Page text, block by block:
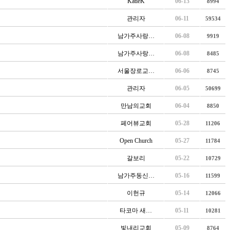
관리자 06-11 59534
남가주사랑… 06-08 9919
남가주사랑… 06-08 8485
서울장로교… 06-06 8745
관리자 06-05 50699
만남의교회 06-04 8850
페어뷰교회 05-28 11206
Open Church 05-27 11784
갈보리 05-22 10729
남가주동신… 05-16 11599
이헌규 05-14 12066
타코마 새… 05-11 10281
빛내리교회 05-09 8764